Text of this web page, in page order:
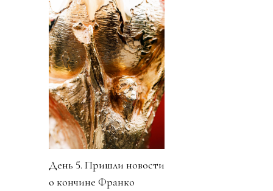
День 5. Пришли новости
о кончине Франко